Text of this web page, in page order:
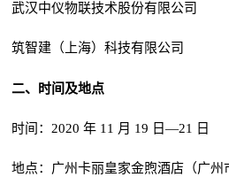
武汉中仪物联技术股份有限公司
筑智建（上海）科技有限公司
二、时间及地点
时间：2020 年 11 月 19 日—21 日
地点：广州卡丽皇家金煦酒店（广州